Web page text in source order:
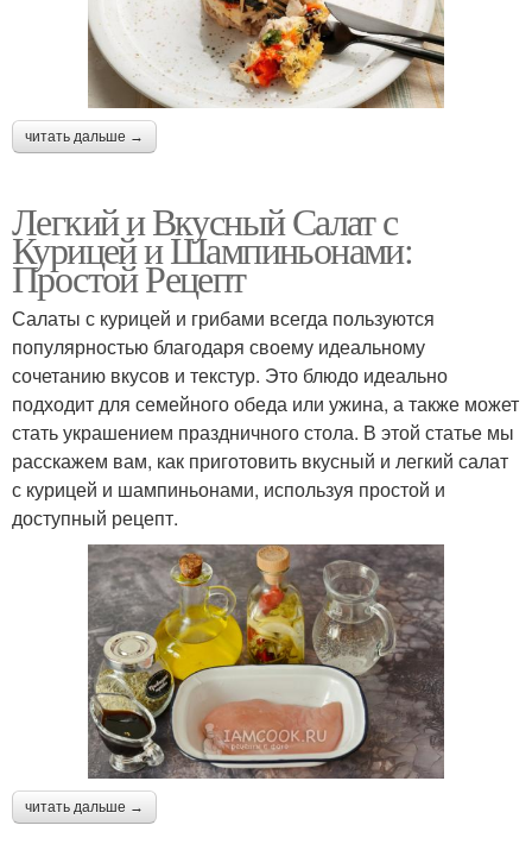
читать дальше →
Легкий и Вкусный Салат с
Курицей и Шампиньонами:
Простой Рецепт
Салаты с курицей и грибами всегда пользуются
популярностью благодаря своему идеальному
сочетанию вкусов и текстур. Это блюдо идеально
подходит для семейного обеда или ужина, а также может
стать украшением праздничного стола. В этой статье мы
расскажем вам, как приготовить вкусный и легкий салат
с курицей и шампиньонами, используя простой и
доступный рецепт.
читать дальше →